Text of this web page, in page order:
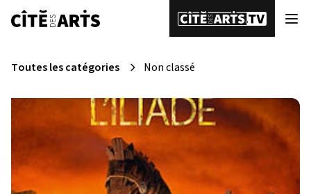
Toutes les catégories Non classé